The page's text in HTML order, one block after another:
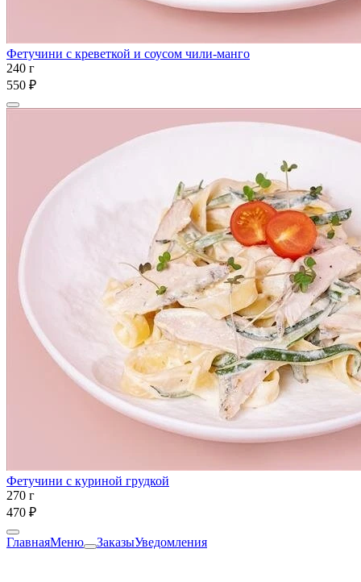
Фетучини с креветкой и соусом чили-манго
240 г
550 ₽
Фетучини с куриной грудкой
270 г
470 ₽
ГлавнаяМеню ЗаказыУведомления